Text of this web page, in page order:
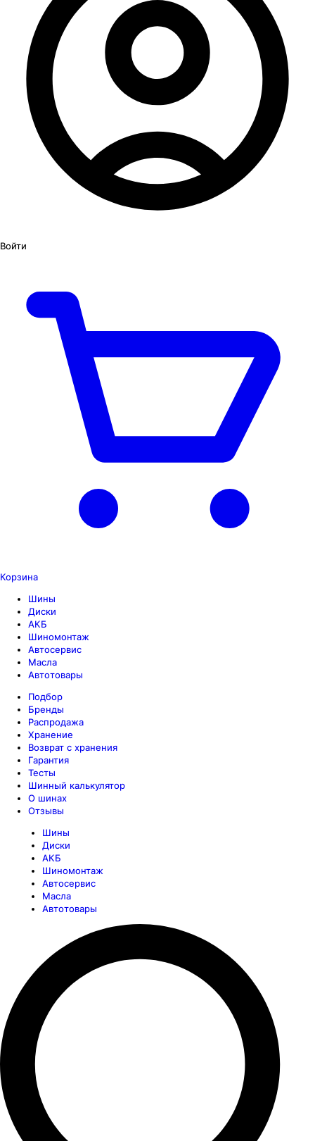
Войти
Корзина
Шины
Диски
АКБ
Шиномонтаж
Автосервис
Масла
Автотовары
Подбор
Бренды
Распродажа
Хранение
Возврат с хранения
Гарантия
Тесты
Шинный калькулятор
О шинах
Отзывы
Шины
Диски
АКБ
Шиномонтаж
Автосервис
Масла
Автотовары